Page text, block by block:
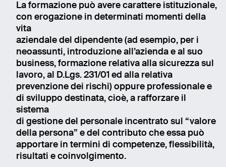
La formazione può avere carattere istituzionale,
con erogazione in determinati momenti della
vita
aziendale del dipendente (ad esempio, per i
neoassunti, introduzione all’azienda e al suo
business, formazione relativa alla sicurezza sul
lavoro, al D.Lgs. 231/01 ed alla relativa
prevenzione dei rischi) oppure professionale e
di sviluppo destinata, cioè, a rafforzare il
sistema
di gestione del personale incentrato sul “valore
della persona” e del contributo che essa può
apportare in termini di competenze, flessibilità,
risultati e coinvolgimento.